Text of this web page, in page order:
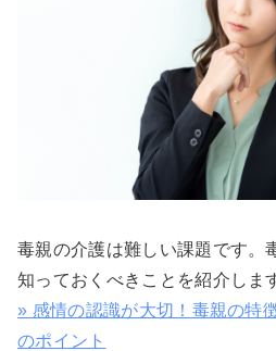
毒親の介護は難しい課題です。
知っておくべきことを紹介しま
» 感情の認識が大切！毒親の特
のポイント